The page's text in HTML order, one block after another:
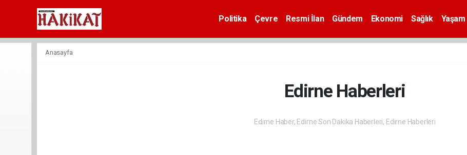
Politika Çevre Resmi İlan Gündem Ekonomi Sağlık Yaşam
Anasayfa
Edirne Haberleri
Edirne Haber, Edirne Son Dakika Haberleri, Edirne Haberleri